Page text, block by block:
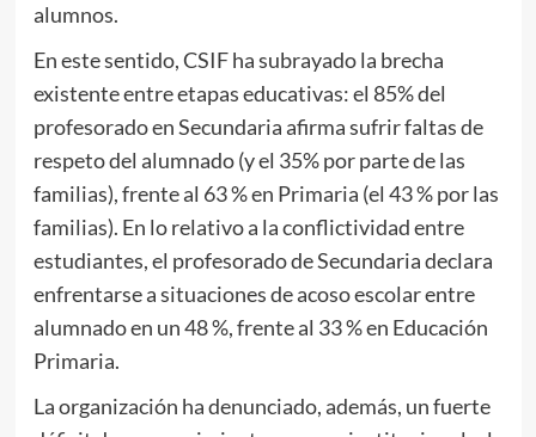
alumnos.
En este sentido, CSIF ha subrayado la brecha
existente entre etapas educativas: el 85% del
profesorado en Secundaria afirma sufrir faltas de
respeto del alumnado (y el 35% por parte de las
familias), frente al 63 % en Primaria (el 43 % por las
familias). En lo relativo a la conflictividad entre
estudiantes, el profesorado de Secundaria declara
enfrentarse a situaciones de acoso escolar entre
alumnado en un 48 %, frente al 33 % en Educación
Primaria.
La organización ha denunciado, además, un fuerte